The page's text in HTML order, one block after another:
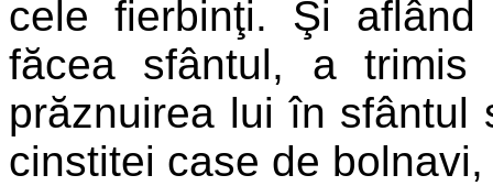
cele fierbinţi. Şi
făcea sfântul, a
prăznuirea lui în sfântul
cinstitei case de